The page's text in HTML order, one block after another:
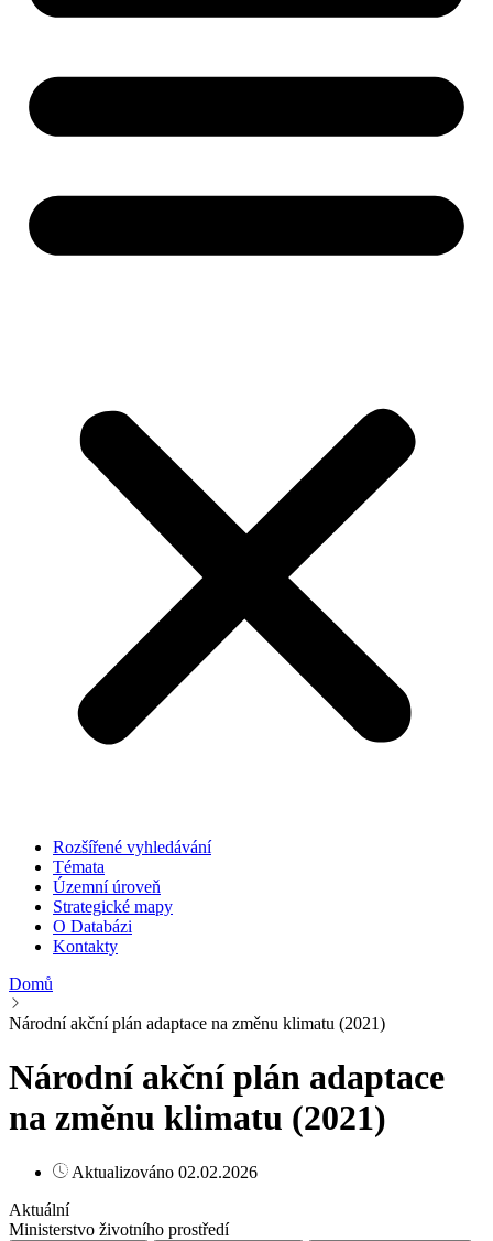
Rozšířené vyhledávání
Témata
Územní úroveň
Strategické mapy
O Databázi
Kontakty
Domů
Národní akční plán adaptace na změnu klimatu (2021)
Národní akční plán adaptace
na změnu klimatu (2021)
Aktualizováno 02.02.2026
Aktuální
Ministerstvo životního prostředí